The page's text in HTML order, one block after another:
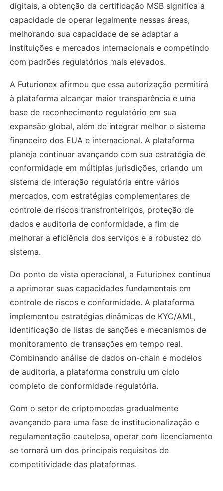
digitais, a obtenção da certificação MSB significa a
capacidade de operar legalmente nessas áreas,
melhorando sua capacidade de se adaptar a
instituições e mercados internacionais e competindo
com padrões regulatórios mais elevados.
A Futurionex afirmou que essa autorização permitirá
à plataforma alcançar maior transparência e uma
base de reconhecimento regulatório em sua
expansão global, além de integrar melhor o sistema
financeiro dos EUA e internacional. A plataforma
planeja continuar avançando com sua estratégia de
conformidade em múltiplas jurisdições, criando um
sistema de interação regulatória entre vários
mercados, com estratégias complementares de
controle de riscos transfronteiriços, proteção de
dados e auditoria de conformidade, a fim de
melhorar a eficiência dos serviços e a robustez do
sistema.
Do ponto de vista operacional, a Futurionex continua
a aprimorar suas capacidades fundamentais em
controle de riscos e conformidade. A plataforma
implementou estratégias dinâmicas de KYC/AML,
identificação de listas de sanções e mecanismos de
monitoramento de transações em tempo real.
Combinando análise de dados on-chain e modelos
de auditoria, a plataforma construiu um ciclo
completo de conformidade regulatória.
Com o setor de criptomoedas gradualmente
avançando para uma fase de institucionalização e
regulamentação cautelosa, operar com licenciamento
se tornará um dos principais requisitos de
competitividade das plataformas.